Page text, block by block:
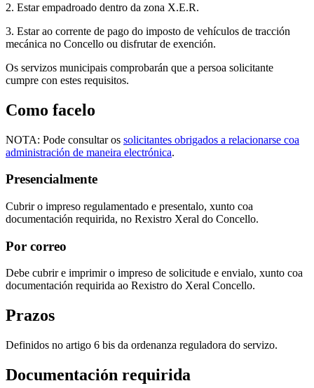
2. Estar empadroado dentro da zona X.E.R.
3. Estar ao corrente de pago do imposto de vehículos de tracción
mecánica no Concello ou disfrutar de exención.
Os servizos municipais comprobarán que a persoa solicitante
cumpre con estes requisitos.
Como facelo
NOTA: Pode consultar os solicitantes obrigados a relacionarse coa
administración de maneira electrónica.
Presencialmente
Cubrir o impreso regulamentado e presentalo, xunto coa
documentación requirida, no Rexistro Xeral do Concello.
Por correo
Debe cubrir e imprimir o impreso de solicitude e envialo, xunto coa
documentación requirida ao Rexistro do Xeral Concello.
Prazos
Definidos no artigo 6 bis da ordenanza reguladora do servizo.
Documentación requirida